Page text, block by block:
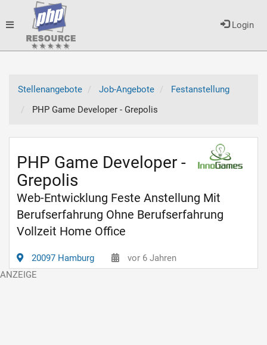
Login
Toggle
Stellenangebote
Job-Angebote
Festanstellung
PHP Game Developer - Grepolis
PHP Game Developer -
Grepolis
Web-Entwicklung Feste Anstellung Mit
Berufserfahrung Ohne Berufserfahrung
Vollzeit Home Office
20097 Hamburg vor 6 Jahren